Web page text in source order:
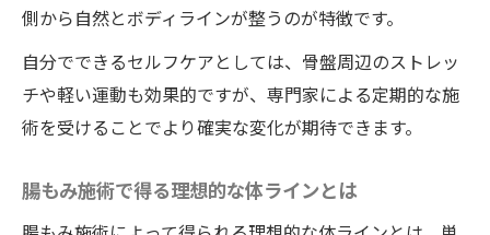
側から自然とボディラインが整うのが特徴です。
自分でできるセルフケアとしては、骨盤周辺のストレッ
チや軽い運動も効果的ですが、専門家による定期的な施
術を受けることでより確実な変化が期待できます。
腸もみ施術で得る理想的な体ラインとは